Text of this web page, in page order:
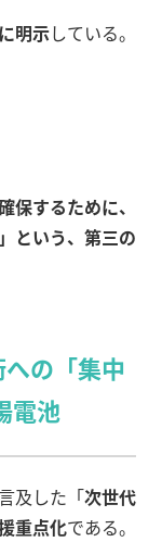
明示している。
保するために、
という、第三の
の「集中
電池
及した「次世代
重点化である。